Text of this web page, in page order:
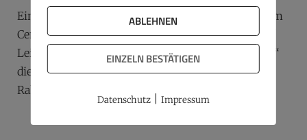
Ein besonderer Dank gilt auch Thomas Oehme, dem
Center Manager der PROMENADEN Hauptbahnhof
Leipzig und damit dem Gastgeber und „Hausherrn“
dieses beeindruckenden Ortes, der den perfekten
Rahmen für diesen Abend geschaffen hat.
Galerie by Christian Modla
ABLEHNEN
EINZELN BESTÄTIGEN
Datenschutz Impressum